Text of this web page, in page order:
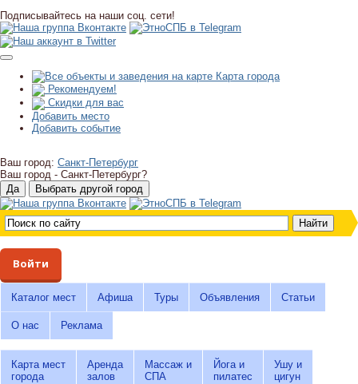
Подписывайтесь на наши соц. сети!
Карта города
Рекомендуем!
Скидки для вас
Добавить место
Добавить событие
Ваш город: Санкт-Петербург
Ваш город - Санкт-Петербург?
Войти
Каталог мест Афиша Туры Объявления Статьи
О нас Реклама
Карта мест
города
Аренда
залов
Массаж и
СПА
Йога и
пилатес
Ушу и
цигун